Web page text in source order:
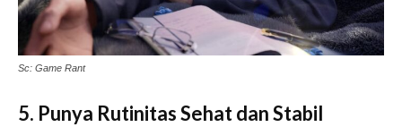
Sc: Game Rant
5. Punya Rutinitas Sehat dan Stabil